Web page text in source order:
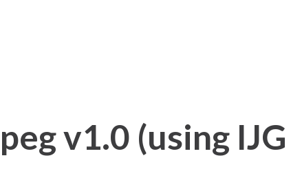
v1.0 (using